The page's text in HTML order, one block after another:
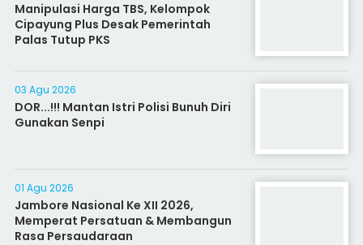
Manipulasi Harga TBS, Kelompok
Cipayung Plus Desak Pemerintah
Palas Tutup PKS
03 Agu 2026
DOR...!!! Mantan Istri Polisi Bunuh Diri
Gunakan Senpi
01 Agu 2026
Jambore Nasional Ke XII 2026,
Memperat Persatuan & Membangun
Rasa Persaudaraan